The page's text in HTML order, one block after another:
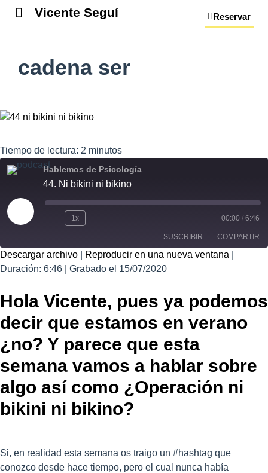
Vicente Seguí Reservar
cadena ser
Tiempo de lectura: 2 minutos
Hablemos de Psicología
44. Ni bikini ni bikino
1x 00:00 / 6:46
SUSCRIBIR COMPARTIR
COMPART
ENLACE
INCRUSTA
R
Descargar archivo Reproducir en una nueva ventana
Duración: 6:46
Grabado el 15/07/2020
Hola Vicente, pues ya podemos
decir que estamos en verano
¿no? Y parece que esta
semana vamos a hablar sobre
algo así como ¿Operación ni
bikini ni bikino?
Si, en realidad esta semana os traigo un #hashtag que
conozco desde hace tiempo, pero el cual nunca había